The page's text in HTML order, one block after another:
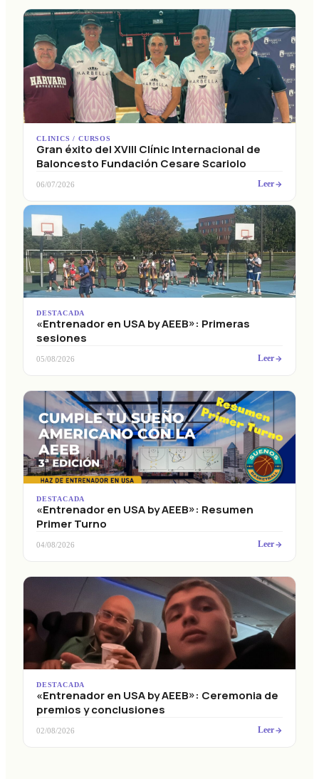
CLINICS / CURSOS
Gran éxito del XVIII Clínic Internacional de
Baloncesto Fundación Cesare Scariolo
06/07/2026 Leer
DESTACADA
«Entrenador en USA by AEEB»: Primeras
sesiones
05/08/2026 Leer
DESTACADA
«Entrenador en USA by AEEB»: Resumen
Primer Turno
04/08/2026 Leer
DESTACADA
«Entrenador en USA by AEEB»: Ceremonia de
premios y conclusiones
02/08/2026 Leer